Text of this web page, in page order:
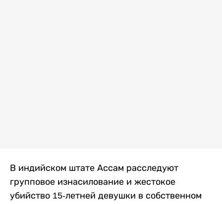
В индийском штате Ассам расследуют
групповое изнасилование и жестокое
убийство 15-летней девушки в собственном